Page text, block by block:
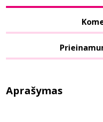
Aprašymas